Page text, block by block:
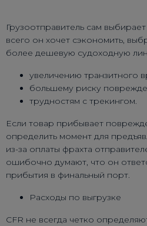
Грузоотправитель сам
всего он хочет сэкономить,
более дешевую судоходную
увеличению транзитного
большему риску
трудностям с трекингом.
Если товар прибывает
определить момент для
из-за оплаты фрахта
ошибочно думают, что он
прибытия в финальный порт.
Расходы по выгрузке
CFR не всегда четко